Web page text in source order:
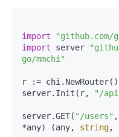
import
"github.com/
import server
go/mmchi"
r := chi.NewRouter()
server.Init(r,
"/
server.GET( "/users" ,
*any)
(any, string,